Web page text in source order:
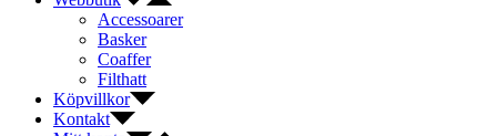
Accessoarer
Basker
Coaffer
Filthatt
Köpvillkor
Kontakt